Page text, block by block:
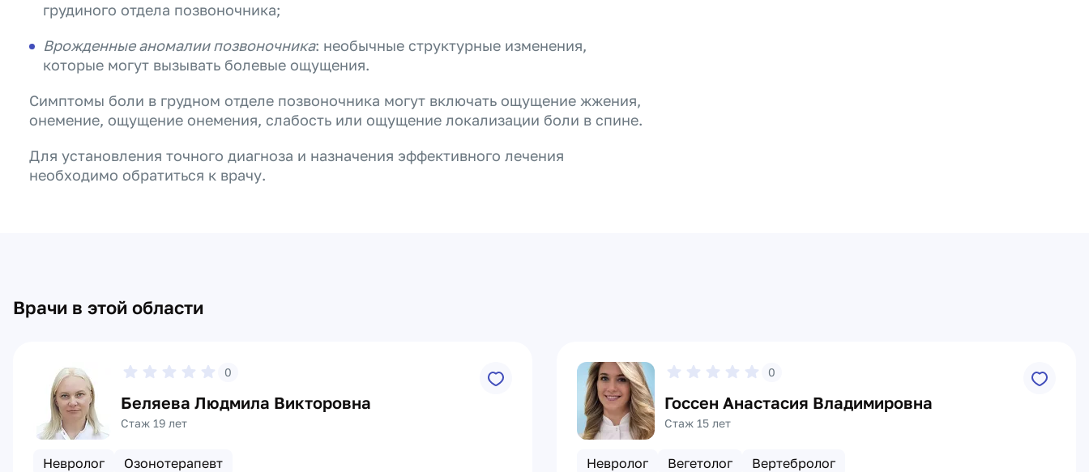
грудиного отдела позвоночника;
Врожденные аномалии позвоночника: необычные структурные изменения,
которые могут вызывать болевые ощущения.
Симптомы боли в грудном отделе позвоночника могут включать ощущение жжения,
онемение, ощущение онемения, слабость или ощущение локализации боли в спине.
Для установления точного диагноза и назначения эффективного лечения
необходимо обратиться к врачу.
Врачи в этой области
0
Беляева Людмила Викторовна
Стаж 19 лет
Невролог Озонотерапевт
0
Госсен Анастасия Владимировна
Стаж 15 лет
Невролог Вегетолог Вертебролог